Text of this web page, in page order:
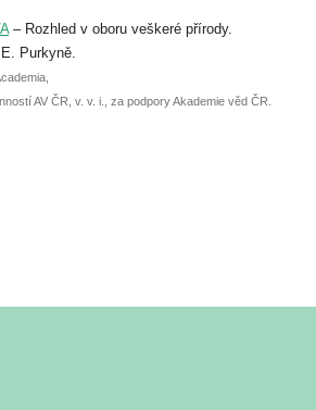
přednášky nebo
– Rozhled v oboru veškeré přírody.
Purkyně.
AV ČR, v. v. i., za podpory Akademie věd ČR.